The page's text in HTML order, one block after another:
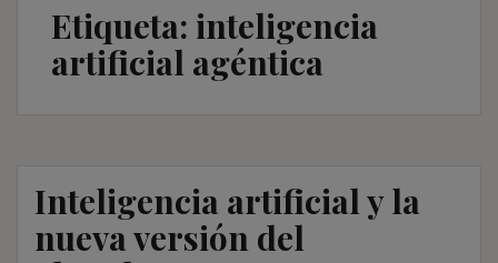
Etiqueta: inteligencia
artificial agéntica
Inteligencia artificial y la
nueva versión del